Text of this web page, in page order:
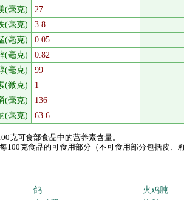
(毫克)
27
(毫克)
3.8
(毫克)
0.05
(毫克)
0.82
(毫克)
99
(微克)
1
(毫克)
136
(毫克)
63.6
克可食部食品中的营养素含量。
100克食品的可食用部分（不可食用部分包括皮、
鸽
火鸡肫